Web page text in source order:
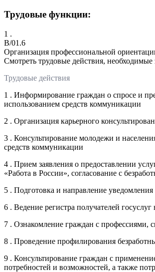
Трудовые функции:
1 .
B/01.6
Организация профессиональной
Смотреть трудовые действия,
Трудовые действия
1 . Информирование граждан о спросе и
использованием средств коммуникации
2 . Организация карьерного
3 . Консультирование молодежи и
средств коммуникации
4 . Прием заявления о предоставлении
«Работа в России», согласование с
5 . Подготовка и направление уведомления
6 . Ведение регистра получателей госуслуг
7 . Ознакомление граждан с профессиями,
8 . Проведение профилирования
9 . Консультирование граждан с
потребностей и возможностей, а также